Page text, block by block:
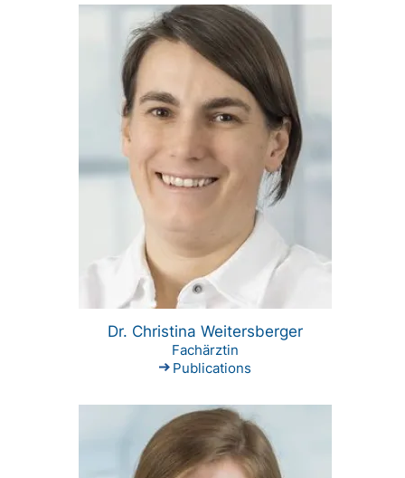
Dr. Christina Weitersberger
Fachärztin
Publications